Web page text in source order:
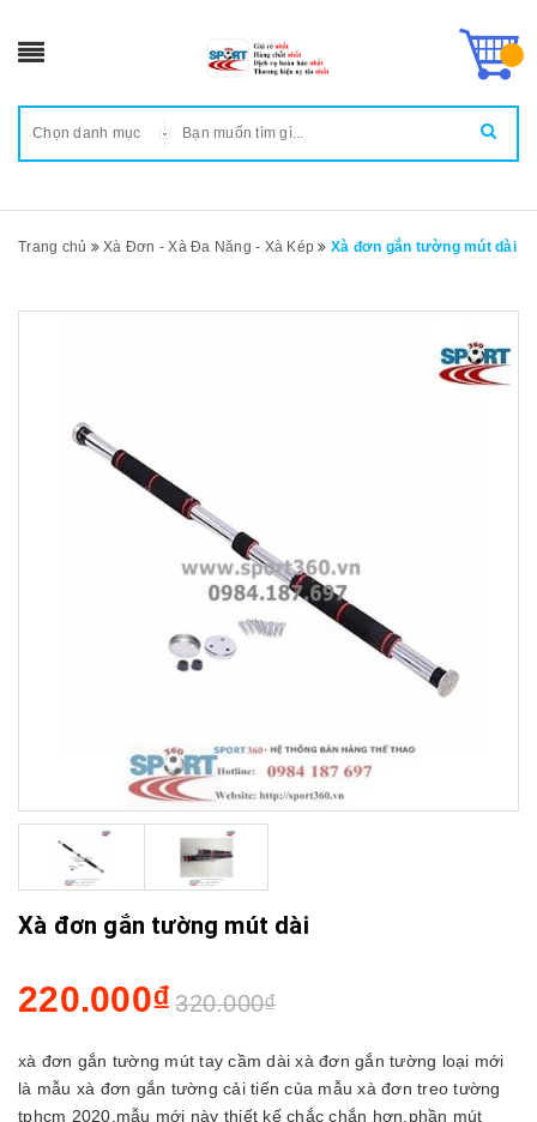
Chọn danh mục
Trang chủ Xà Đơn - Xà Đa Năng - Xà Kép Xà đơn gắn tường mút dài
Xà đơn gắn tường mút dài
220.000₫ 320.000₫
xà đơn gắn tường mút tay cầm dài xà đơn gắn tường loại mới
là mẫu xà đơn gắn tường cải tiến của mẫu xà đơn treo tường
tphcm 2020,mẫu mới này thiết kế chắc chắn hơn,phần mút